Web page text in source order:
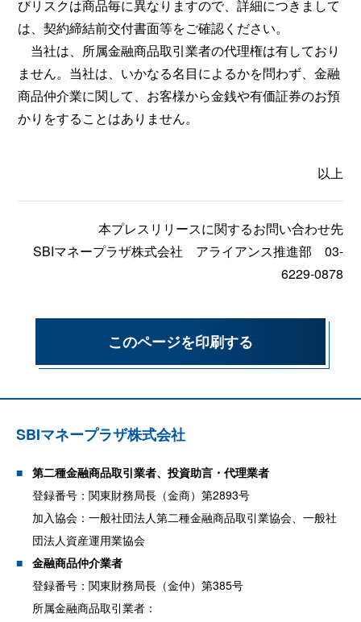
びリスクは商品毎に異なりますので、詳細につきまして
は、契約締結前交付書面等をご確認ください。
当社は、所属金融商品取引業者の代理権は有しており
ません。当社は、いかなる名目によるかを問わず、金融
商品仲介業に関して、お客様から金銭や有価証券のお預
かりをすることはありません。
以上
本プレスリリースに関するお問い合わせ先
SBIマネープラザ株式会社 アライアンス推進部 03-
6229-0878
このページを印刷する
SBIマネープラザ株式会社
第二種金融商品取引業者、投資助言・代理業者
登録番号：関東財務局長（金商）第2893号
加入協会：一般社団法人第二種金融商品取引業協会、一般社
団法人資産運用業協会
金融商品仲介業者
登録番号：関東財務局長（金仲）第385号
所属金融商品取引業者：